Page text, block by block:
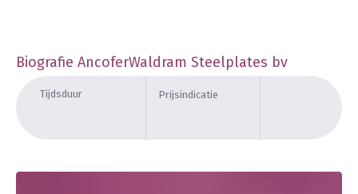
Biografie AncoferWaldram Steelplates bv
Tijdsduur Prijsindicatie